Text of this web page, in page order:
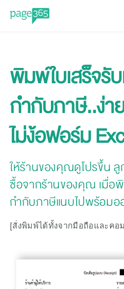
พิมพ์ใบเสร็จรับ
กำกับภาษี..ง่า
ไม่ง้อฟอร์ม
ให้ร้านของคุณดูโปรขึ้น
ซื้อจากร้านของคุณ เมื่อ
กำกับภาษีแนบไปพร้อมอ
[สั่งพิมพ์ได้ทั้งจากมือถือและคอ